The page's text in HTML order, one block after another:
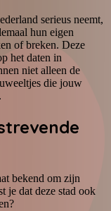
serieus neemt,
hun eigen
of breken. Deze
het daten in
niet alleen de
die jouw
bekend om zijn
je dat deze stad ook